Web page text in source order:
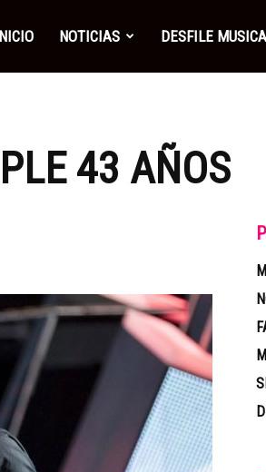
NOTICIAS DESFILE
43 AÑOS